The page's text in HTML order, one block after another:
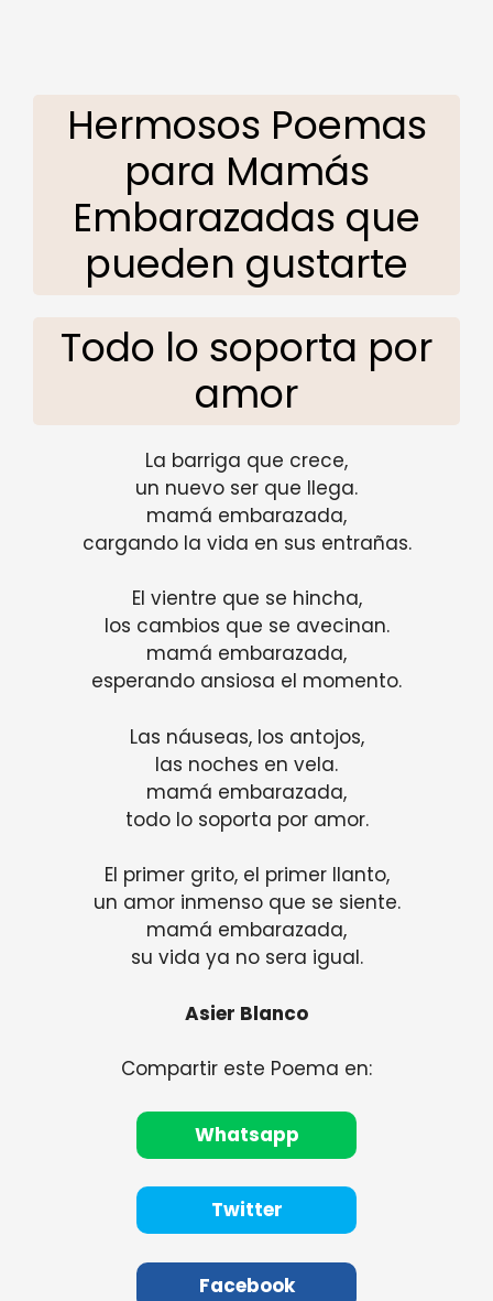
Hermosos Poemas
para Mamás
Embarazadas que
pueden gustarte
Todo lo soporta por
amor
La barriga que crece,
un nuevo ser que llega.
mamá embarazada,
cargando la vida en sus entrañas.
El vientre que se hincha,
los cambios que se avecinan.
mamá embarazada,
esperando ansiosa el momento.
Las náuseas, los antojos,
las noches en vela.
mamá embarazada,
todo lo soporta por amor.
El primer grito, el primer llanto,
un amor inmenso que se siente.
mamá embarazada,
su vida ya no sera igual.
Asier Blanco
Compartir este Poema en:
Whatsapp
Twitter
Facebook